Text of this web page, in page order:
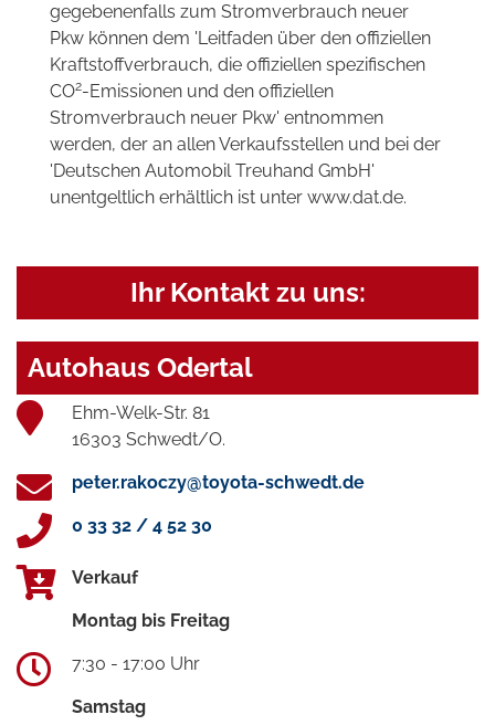
gegebenenfalls zum Stromverbrauch neuer
Pkw können dem 'Leitfaden über den offiziellen
Kraftstoffverbrauch, die offiziellen spezifischen
CO2-Emissionen und den offiziellen
Stromverbrauch neuer Pkw' entnommen
werden, der an allen Verkaufsstellen und bei der
'Deutschen Automobil Treuhand GmbH'
unentgeltlich erhältlich ist unter www.dat.de.
Ihr Kontakt zu uns:
Autohaus Odertal
Ehm-Welk-Str. 81
16303 Schwedt/O.
peter.rakoczy@toyota-schwedt.de
0 33 32 / 4 52 30
Verkauf
Montag bis Freitag
7:30 - 17:00 Uhr
Samstag